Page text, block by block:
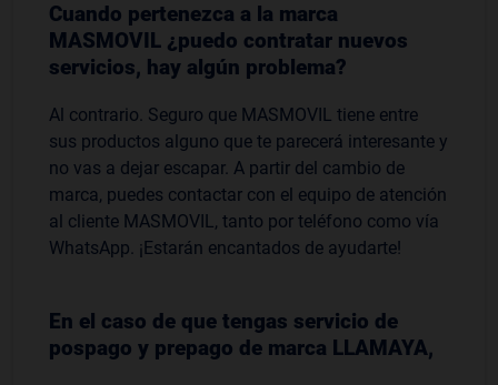
Cuando pertenezca a la marca
MASMOVIL ¿puedo contratar nuevos
servicios, hay algún problema?
Al contrario. Seguro que MASMOVIL tiene entre
sus productos alguno que te parecerá interesante y
no vas a dejar escapar. A partir del cambio de
marca, puedes contactar con el equipo de atención
al cliente MASMOVIL, tanto por teléfono como vía
WhatsApp. ¡Estarán encantados de ayudarte!
En el caso de que tengas servicio de
pospago y prepago de marca LLAMAYA,